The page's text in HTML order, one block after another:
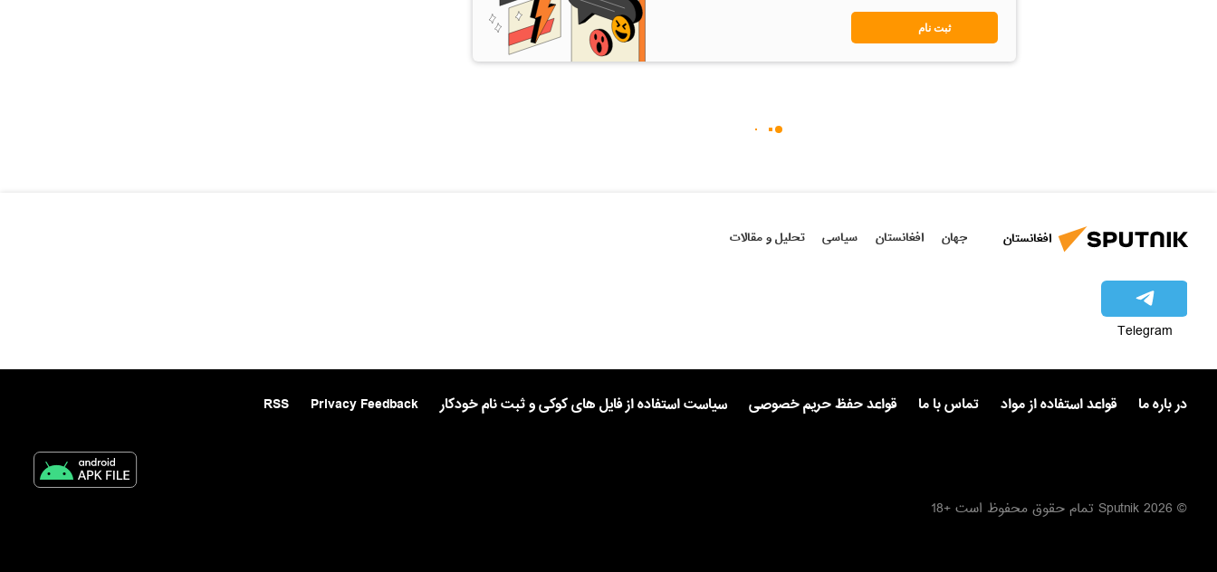
ثبت نام
افغانستان جهان افغانستان سیاسی تحلیل و مقالات
Telegram
در باره ما قواعد استفاده از مواد تماس با ما قواعد حفظ حریم خصوصی سیاست استفاده از فایل های کوکی و ثبت نام خودکار Privacy Feedback
RSS
© 2026 Sputnik تمام حقوق محفوظ است +18